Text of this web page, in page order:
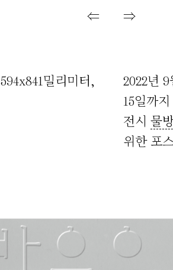
⇐ ⇒
594x841밀리미터 ,
2022년 9
15일까
전시 물
위한 포